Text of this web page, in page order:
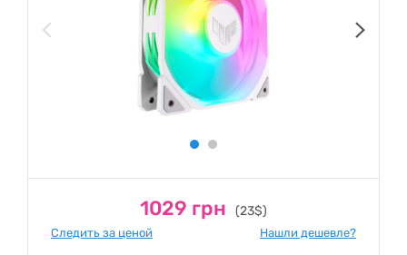
1029 грн (23$)
Следить за ценой Нашли дешевле?